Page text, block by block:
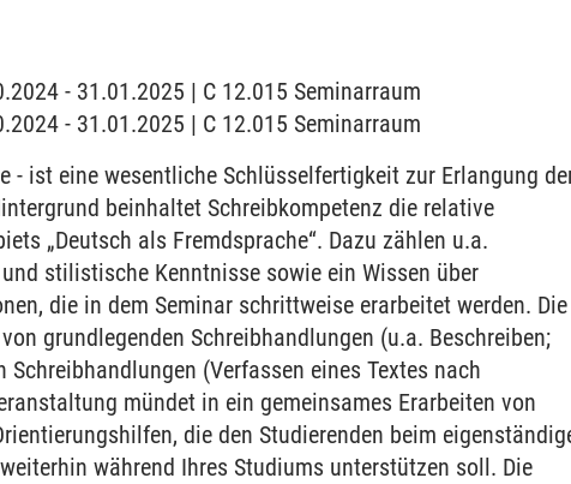
- 31.01.2025 | C 12.015 Seminarraum
- 31.01.2025 | C 12.015 Seminarraum
- ist eine wesentliche Schlüsselfertigkeit zur Erlangung
beinhaltet Schreibkompetenz die relative
„Deutsch als Fremdsprache“. Dazu zählen u.a.
stilistische Kenntnisse sowie ein Wissen über
die in dem Seminar schrittweise erarbeitet werden. Die
grundlegenden Schreibhandlungen (u.a. Beschreiben;
(Verfassen eines Textes nach
mündet in ein gemeinsames Erarbeiten von
die den Studierenden beim
während Ihres Studiums unterstützen soll. Die